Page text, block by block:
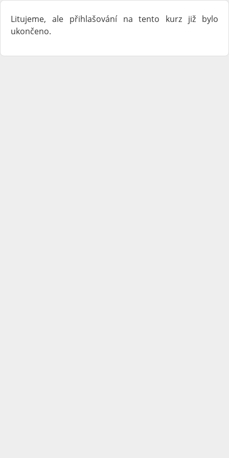
Litujeme, ale přihlašování na tento kurz již bylo
ukončeno.